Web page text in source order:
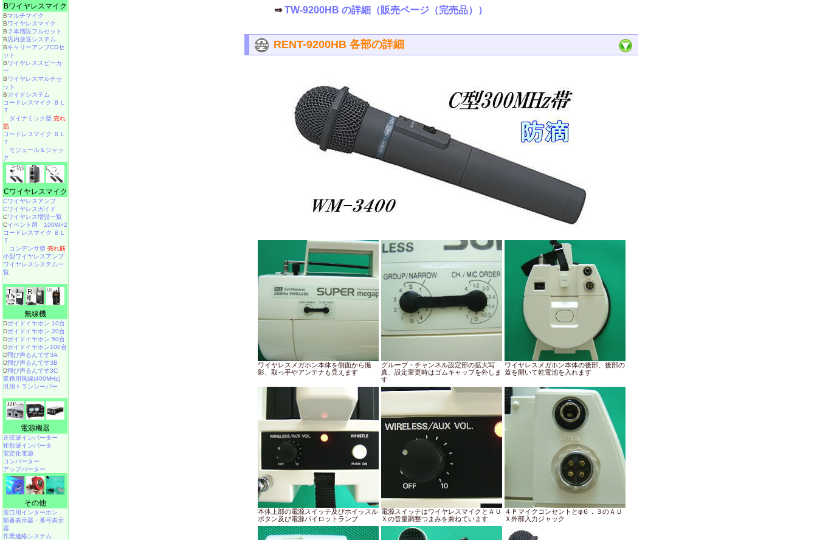
⇒TW-9200HB の詳細（販売ページ（完売品））
RENT-9200HB 各部の詳細
ワイヤレスメガホン本体を側面から撮
影、取っ手やアンテナも見えます
グループ・チャンネル設定部の拡大写
真、設定変更時はゴムキャップを外しま
す
ワイヤレスメガホン本体の後部、後部の
蓋を開いて乾電池を入れます
本体上部の電源スイッチ及びホイッスル
ボタン及び電源パイロットランプ
電源スイッチはワイヤレスマイクとＡＵ
Ｘの音量調整つまみを兼ねています
４Ｐマイクコンセントとφ６．３のＡＵ
Ｘ外部入力ジャック
Bワイヤレスマイク
Bマルチマイク
Bワイヤレスマイク
B ２本増設フルセット
B店内放送システム
BキャリーアンプCDセ
ット
Bワイヤレススピーカ
ー
Bワイヤレスマルチセ
ット
Bガイドシステム
コードレスマイク ＢＬ
Ｔ
ダイナミック型 売れ
筋
コードレスマイク ＢＬ
Ｔ
モジュール＆ジャッ
ク
Cワイヤレスマイク
Cワイヤレスアンプ
Cワイヤレスガイド
Cワイヤレス増設一覧
Cイベント用 100W×2
コードレスマイク ＢＬ
Ｔ
コンデンサ型 売れ筋
小型ワイヤレスアンプ
ワイヤレスシステム一
覧
無線機
Dガイドイヤホン 10台
Dガイドイヤホン 20台
Dガイドイヤホン 50台
Dガイドイヤホン100台
D飛び声るんです3A
D飛び声るんです3B
D飛び声るんです3C
業務用無線(400MHz)
汎用トランシーバー
電源機器
正弦波インバーター
矩形波インバータ
安定化電源
コンバーター
アップバーター
その他
窓口用インターホン
順番表示器・番号表示
器
作業連絡システム